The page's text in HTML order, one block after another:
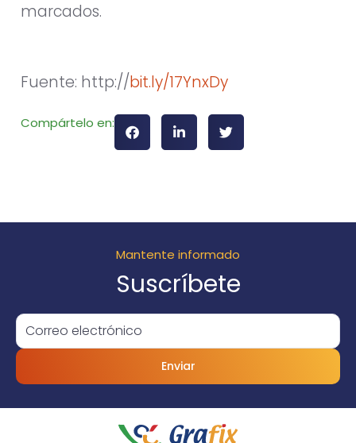
marcados.
Fuente: http://bit.ly/17YnxDy
Compártelo en:
Mantente informado
Suscríbete
Enviar